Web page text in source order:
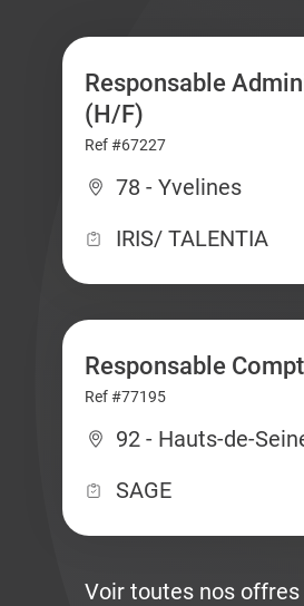
Responsable
(H/F)
Ref #67227
78 - Yvelines
IRIS/ TALENTIA
Responsable
Ref #77195
92 - Hauts-de-
SAGE
Voir toutes nos offres